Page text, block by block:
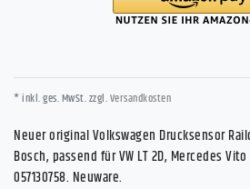
* inkl. ges. MwSt. zzgl.Versandkosten
Neuer original Volkswagen Drucksensor
Bosch, passend für VW LT 2D, Mercedes
057130758. Neuware.